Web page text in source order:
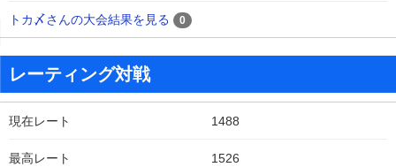
トカ〆さんの大会結果を見る 0
レーティング対戦
現在レート 1488
最高レート 1526